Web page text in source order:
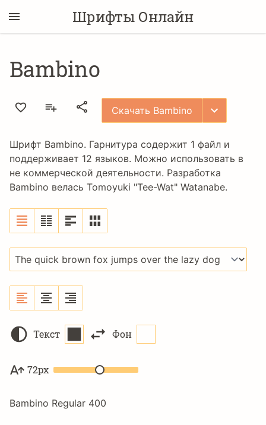
Шрифты Онлайн
Bambino
Скачать Bambino
Шрифт Bambino. Гарнитура содержит 1 файл и
поддерживает 12 языков. Можно использовать в
не коммерческой деятельности. Разработка
Bambino велась Tomoyuki "Tee-Wat" Watanabe.
Текст Фон
72px
Bambino Regular 400